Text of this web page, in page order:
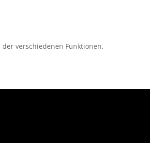
verschiedenen Funktionen.